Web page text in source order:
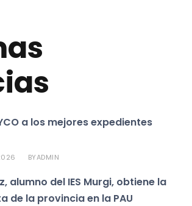
a los mejores expedientes
BYADMIN
alumno del IES Murgi, obtiene la
de la provincia en la PAU